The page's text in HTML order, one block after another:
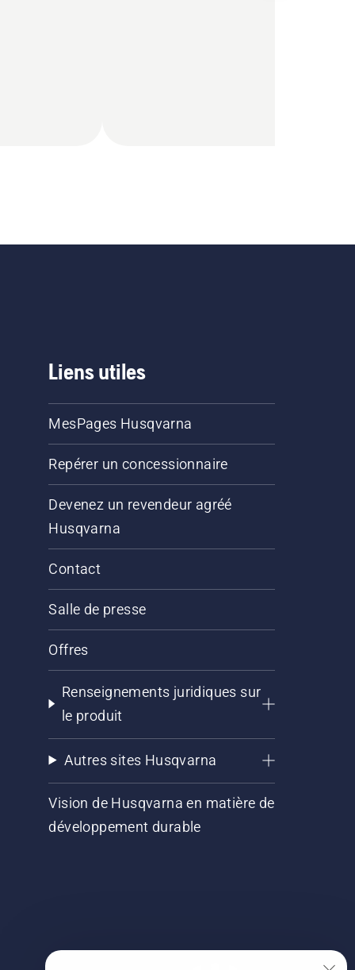
Liens utiles
MesPages Husqvarna
Repérer un concessionnaire
Devenez un revendeur agréé
Husqvarna
Contact
Salle de presse
Offres
Renseignements juridiques sur
le produit
Autres sites Husqvarna
Vision de Husqvarna en matière de
développement durable